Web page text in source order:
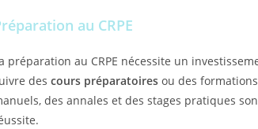
au CRPE
préparation au CRPE nécessite un
des cours préparatoires ou des
des annales et des stages pratiques